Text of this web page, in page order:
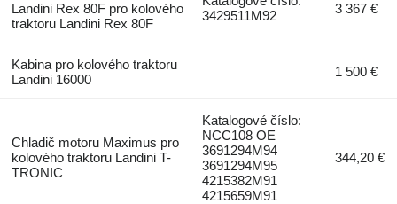
Landini Rex 80F pro kolového
traktoru Landini Rex 80F
3429511M92
3 367 €
Kabina pro kolového traktoru
Landini 16000
1 500 €
Chladič motoru Maximus pro
kolového traktoru Landini T-
TRONIC
Katalogové číslo:
NCC108 OE
3691294M94
3691294M95
4215382M91
4215659M91
344,20 €